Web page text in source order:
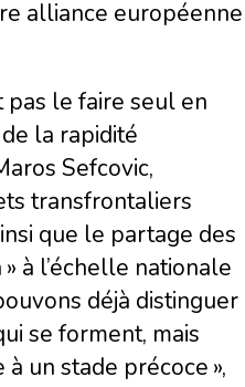
alliance européenne
pas le faire seul en
la rapidité
Sefcovic,
transfrontaliers
que le partage des
à l’échelle nationale
déjà distinguer
se forment, mais
un stade précoce »,